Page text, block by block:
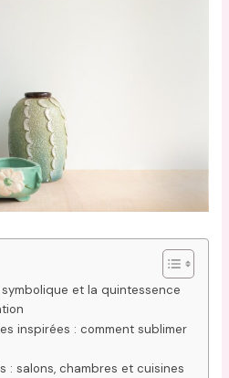
et la quintessence
inspirées : comment sublimer
: salons, chambres et cuisines